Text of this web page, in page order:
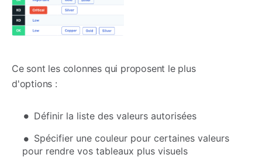
Ce sont les colonnes qui proposent le plus
d'options :
Définir la liste des valeurs autorisées
Spécifier une couleur pour certaines valeurs
pour rendre vos tableaux plus visuels